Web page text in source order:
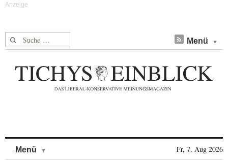
Suche nach: Menü
Menü Fr, 7. Aug 2026